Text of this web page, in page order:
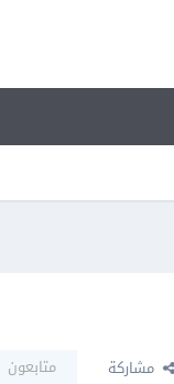
مشاركة متابعون